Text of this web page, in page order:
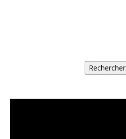
Rechercher